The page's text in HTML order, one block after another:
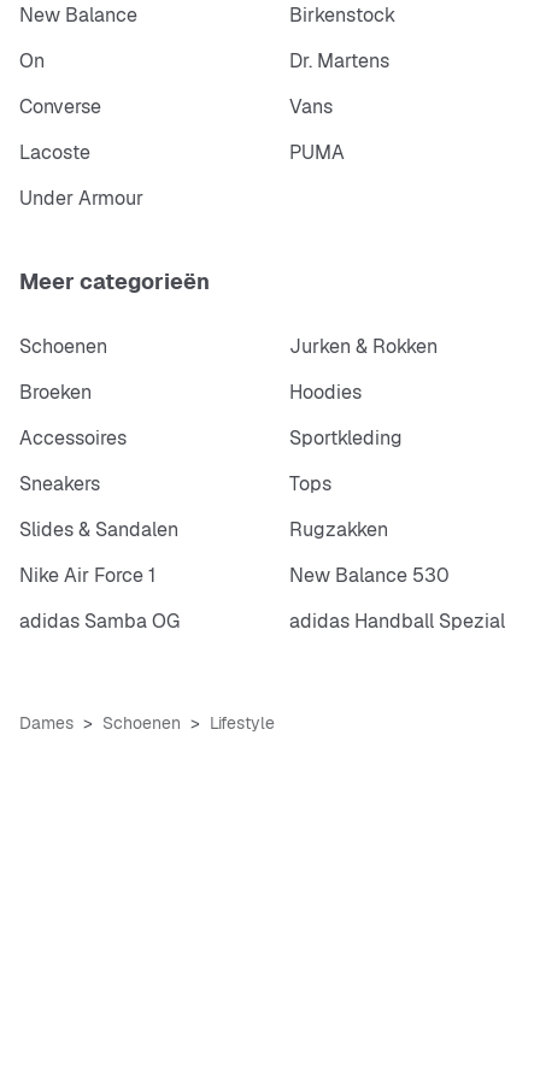
New Balance
Birkenstock
On
Dr. Martens
Converse
Vans
Lacoste
PUMA
Under Armour
Meer categorieën
Schoenen
Jurken & Rokken
Broeken
Hoodies
Accessoires
Sportkleding
Sneakers
Tops
Slides & Sandalen
Rugzakken
Nike Air Force 1
New Balance 530
adidas Samba OG
adidas Handball Spezial
Dames Schoenen Lifestyle